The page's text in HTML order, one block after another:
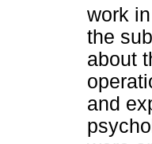
work
the
about
and